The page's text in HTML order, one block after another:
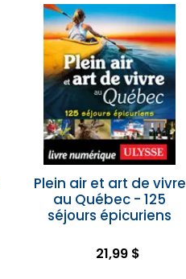
Plein air et art de vivre
au Québec - 125
séjours épicuriens
21,99 $